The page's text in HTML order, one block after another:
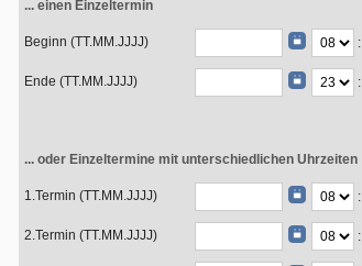
... einen Einzeltermin
Beginn (TT.MM.JJJJ) :
Ende (TT.MM.JJJJ) :
... oder Einzeltermine mit unterschiedlichen Uhrzeiten
1.Termin (TT.MM.JJJJ) :
2.Termin (TT.MM.JJJJ) :